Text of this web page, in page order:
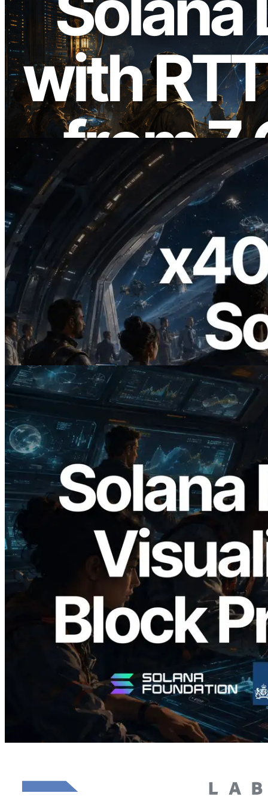
2026.08.05
ERPC 擴展 Solana Leader Slot API：新
增全球 7 個區域的 Ping 測量 —
Validators Information API 同步上線
2026.07.04
ERPC 發布支援 x402 支付的 Solana RPC
— AI Agent 按需為 API 付款的時代開啟
閱讀本文
2026.05.24
Validators Solutions 釋出 Solana Block
Analyzer — 以 slot 為單位視覺化區塊生
成時間與負責驗證者